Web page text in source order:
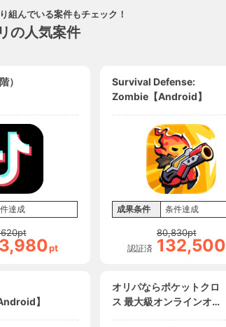
組んでいる案件もチェック！
の人気案件
）
達成
pt
pt
Survival Defense:
Zombie【Android】
成果条件 条件達成
認証済
80,830pt
132,500
】
オリパならポケットクロ
ス 最大級オンラインオリ